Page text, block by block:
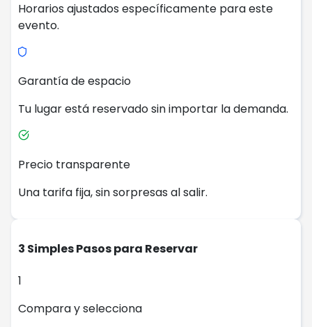
Horarios ajustados específicamente para este
evento.
Garantía de espacio
Tu lugar está reservado sin importar la demanda.
Precio transparente
Una tarifa fija, sin sorpresas al salir.
3 Simples Pasos para Reservar
1
Compara y selecciona